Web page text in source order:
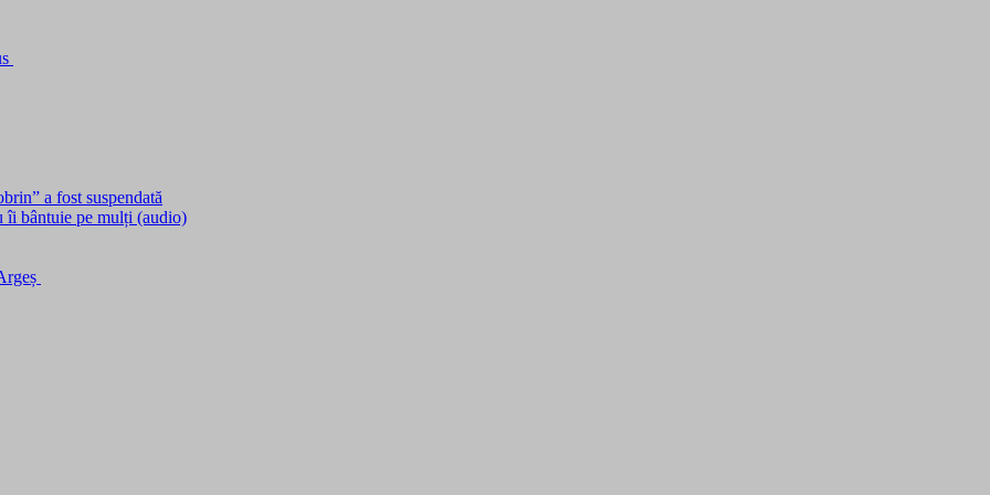
a fost suspendată
îi bântuie pe mulți (audio)